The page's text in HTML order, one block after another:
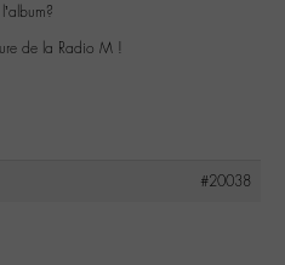
de la Radio M !
#20038